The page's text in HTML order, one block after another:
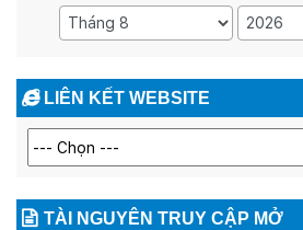
LIÊN KẾT WEBSITE
TÀI NGUYÊN TRUY CẬP MỞ